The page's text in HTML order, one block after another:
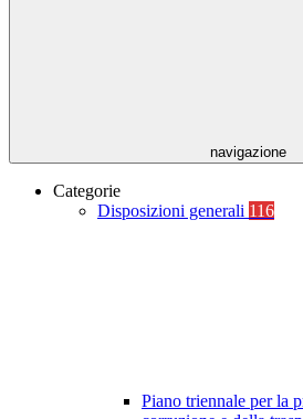
navigazione
Categorie
Disposizioni generali 116
Piano triennale per la